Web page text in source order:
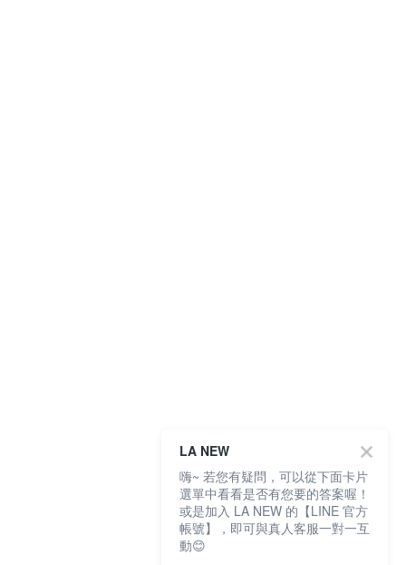
LA NEW
嗨~ 若您有疑問，可以從下面卡片
選單中看看是否有您要的答案喔！
或是加入 LA NEW 的【LINE 官方
帳號】，即可與真人客服一對一互
動😊